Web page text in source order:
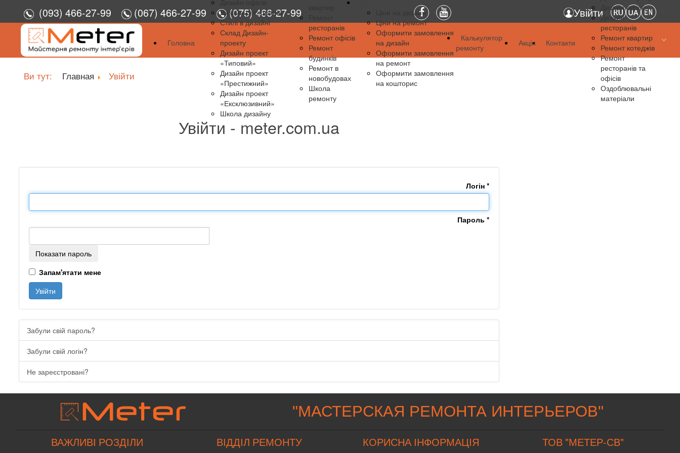
(093) 466-27-99 (067) 466-27-99 (075) 466-27-99 Увійти
Головна
Дизайн ресторанів
Стилі в дизайні
Склад Дизайн-
проекту
Дизайн проект
«Типовий»
Дизайн проект
«Престижний»
Дизайн проект
«Ексклюзивний»
Школа дизайну
ресторанів
Ремонт офісів
Ремонт
будинків
Ремонт в
новобудовах
Школа
ремонту
Ціни на дизайн
Ціни на ремонт
Оформити замовлення
на дизайн
Оформити замовлення
на ремонт
Оформити замовлення
на кошторис
Калькулятор
ремонту
Акція Контакти
Дизайн офісів
Дизайн
ресторанів
Ремонт квартир
Ремонт котеджів
Ремонт
ресторанів та
офісів
Оздоблювальні
матеріали
Ви тут: Главная Увійти
Увійти - meter.com.ua
Логін *
Пароль *
Показати пароль
Запам'ятати мене
Увійти
Забули свій пароль?
Забули свій логін?
Не зареєстровані?
"МАСТЕРСКАЯ РЕМОНТА ИНТЕРЬЕРОВ"
ВАЖЛИВІ РОЗДІЛИ ВІДДІЛ РЕМОНТУ КОРИСНА ІНФОРМАЦІЯ ТОВ "МЕТЕР-СВ"